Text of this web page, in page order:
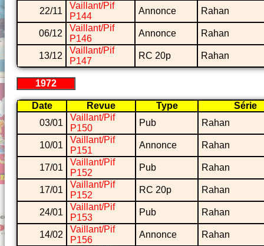
22/11
Vaillant/Pif
P144
Annonce Rahan
06/12
Vaillant/Pif
P146
Annonce Rahan
13/12
Vaillant/Pif
P147
RC 20p Rahan
1972
Date Revue Type
Série
03/01
Vaillant/Pif
P150
Pub Rahan
10/01
Vaillant/Pif
P151
Annonce Rahan
17/01
Vaillant/Pif
P152
Pub Rahan
17/01
Vaillant/Pif
P152
RC 20p Rahan
24/01
Vaillant/Pif
P153
Pub Rahan
14/02
Vaillant/Pif
P156
Annonce Rahan